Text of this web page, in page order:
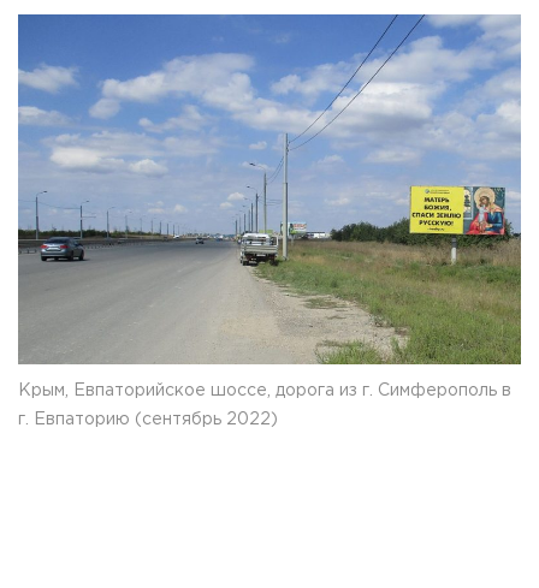
Крым, Евпаторийское шоссе, дорога из г. Симферополь в
г. Евпаторию (сентябрь 2022)